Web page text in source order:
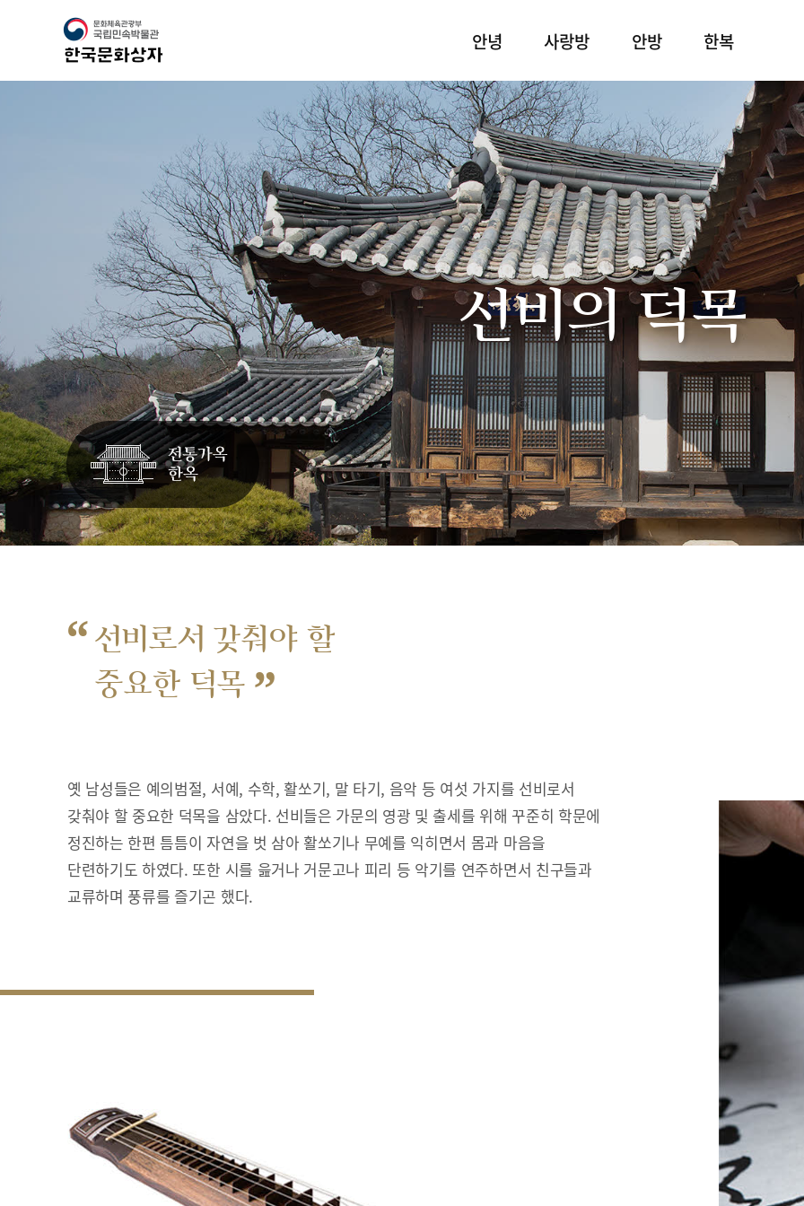
안녕 사랑방 안방 한복
선비의 덕목
“선비로서 갖춰야 할
중요한 덕목 ”
옛 남성들은 예의범절, 서예, 수학, 활쏘기, 말 타기, 음악 등 여섯 가지를 선비로서
갖춰야 할 중요한 덕목을 삼았다. 선비들은 가문의 영광 및 출세를 위해 꾸준히 학문에
정진하는 한편 틈틈이 자연을 벗 삼아 활쏘기나 무예를 익히면서 몸과 마음을
단련하기도 하였다. 또한 시를 읊거나 거문고나 피리 등 악기를 연주하면서 친구들과
교류하며 풍류를 즐기곤 했다.